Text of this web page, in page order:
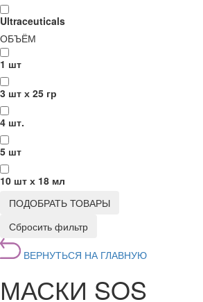
Ultraceuticals
ОБЪЁМ
1 шт
3 шт х 25 гр
4 шт.
5 шт
10 шт х 18 мл
ПОДОБРАТЬ ТОВАРЫ
Сбросить фильтр
ВЕРНУТЬСЯ НА ГЛАВНУЮ
МАСКИ SOS